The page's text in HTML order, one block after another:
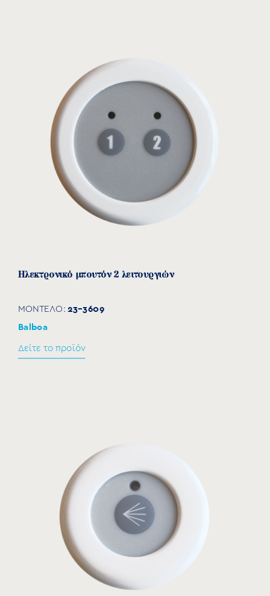
Επικάλυψη για ηλεκτρονικό μπουτόν
ΜΟΝΤΕΛΟ:
21-3495-1
Δείτε το προϊόν
Ηλεκτρονικό μπουτόν 2 λειτουργιών
ΜΟΝΤΕΛΟ:23-3609
Balboa
Δείτε το προϊόν